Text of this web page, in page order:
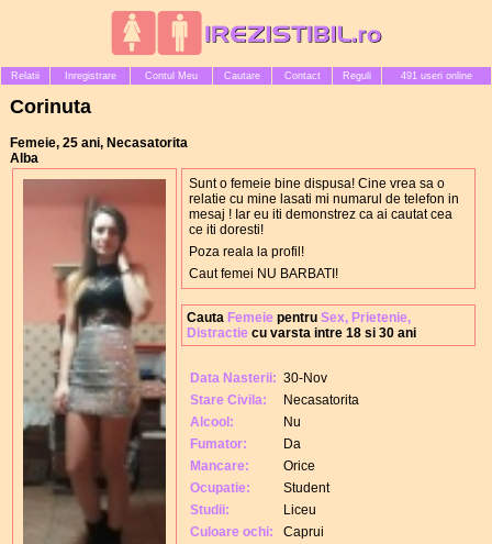
Relatii Inregistrare Contul Meu Cautare Contact Reguli 491 useri online
Corinuta
Femeie, 25 ani, Necasatorita
Alba
Sunt o femeie bine dispusa! Cine vrea sa o
relatie cu mine lasati mi numarul de telefon in
mesaj ! Iar eu iti demonstrez ca ai cautat cea
ce iti doresti!
Poza reala la profil!
Caut femei NU BARBATI!
Cauta Femeie pentru Sex, Prietenie,
Distractie cu varsta intre 18 si 30 ani
Data Nasterii: 30-Nov
Stare Civila:
Necasatorita
Alcool:
Nu
Fumator:
Da
Mancare:
Orice
Ocupatie:
Student
Studii:
Liceu
Culoare ochi:
Caprui